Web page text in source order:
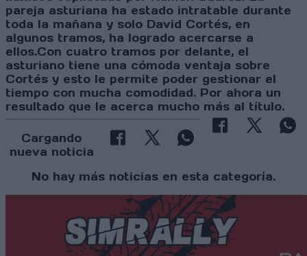
pareja asturiana ha estado intratable durante
toda la mañana y solo David Cortés, en
algunos tramos, ha logrado acercarse a
ellos.Con cuatro tramos por delante, el
asturiano tiene una cómoda ventaja sobre
Cortés y esto le permite poder gestionar el
tiempo con mucha comodidad. Por ahora un
resultado que le acerca mucho más al título.
Cargando
nueva noticia
No hay más noticias en esta categoría.